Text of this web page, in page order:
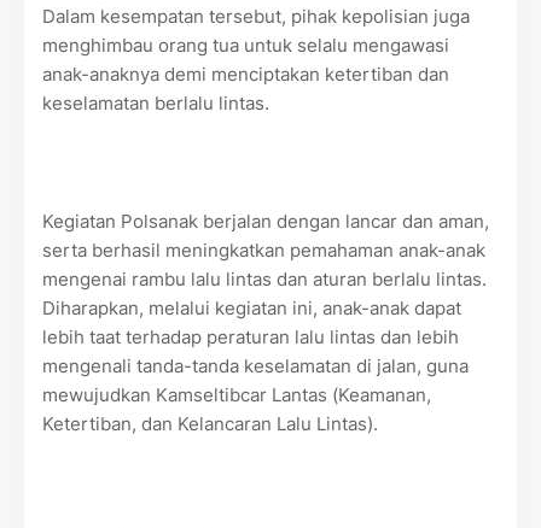
Dalam kesempatan tersebut, pihak kepolisian juga
menghimbau orang tua untuk selalu mengawasi
anak-anaknya demi menciptakan ketertiban dan
keselamatan berlalu lintas.
Kegiatan Polsanak berjalan dengan lancar dan aman,
serta berhasil meningkatkan pemahaman anak-anak
mengenai rambu lalu lintas dan aturan berlalu lintas.
Diharapkan, melalui kegiatan ini, anak-anak dapat
lebih taat terhadap peraturan lalu lintas dan lebih
mengenali tanda-tanda keselamatan di jalan, guna
mewujudkan Kamseltibcar Lantas (Keamanan,
Ketertiban, dan Kelancaran Lalu Lintas).